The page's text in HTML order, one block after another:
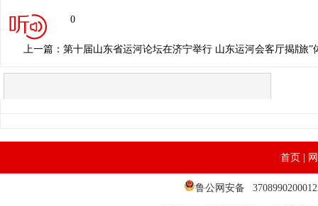
0
上一篇：第十届山东省运河论坛在济宁举行 山东运河会客厅揭牌
下一篇：运河之都山东 济宁文化之旅
首页|
鲁公网安备